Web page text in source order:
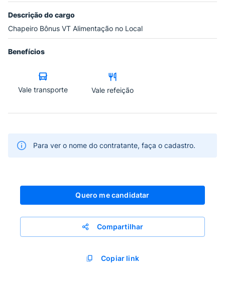
Descrição do cargo
Chapeiro Bônus VT Alimentação no Local
Benefícios
Vale transporte Vale refeição
Para ver o nome do contratante, faça o cadastro.
Quero me candidatar
Compartilhar
Copiar link